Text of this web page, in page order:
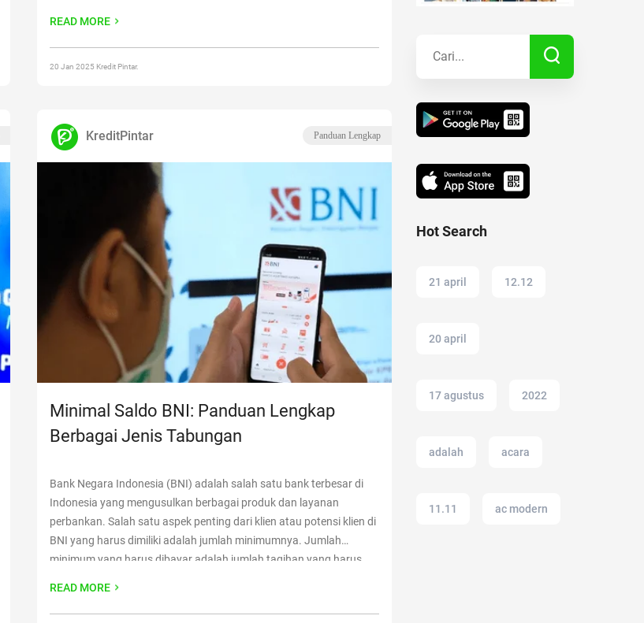
Berdasarkan Jenis Kartu”
READ MORE
20 Jan 2025 Kredit Pintar.
KreditPintar Panduan Lengkap
Minimal Saldo BNI: Panduan Lengkap
Berbagai Jenis Tabungan
Bank Negara Indonesia (BNI) adalah salah satu bank terbesar di
Indonesia yang mengusulkan berbagai produk dan layanan
perbankan. Salah satu aspek penting dari klien atau potensi klien di
BNI yang harus dimiliki adalah jumlah minimumnya. Jumlah
minimum yang harus dibayar adalah jumlah tagihan yang harus
Lengkap Berbagai Jenis Tabungan”
READ MORE
Hot Search
21 april 12.12
20 april
17 agustus 2022
adalah acara
11.11 ac modern